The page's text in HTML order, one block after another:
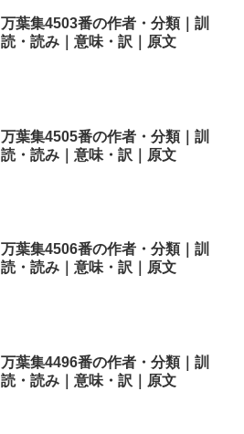
万葉集4503番の作者・分類｜訓
読・読み｜意味・訳｜原文
万葉集4505番の作者・分類｜訓
読・読み｜意味・訳｜原文
万葉集4506番の作者・分類｜訓
読・読み｜意味・訳｜原文
万葉集4496番の作者・分類｜訓
読・読み｜意味・訳｜原文